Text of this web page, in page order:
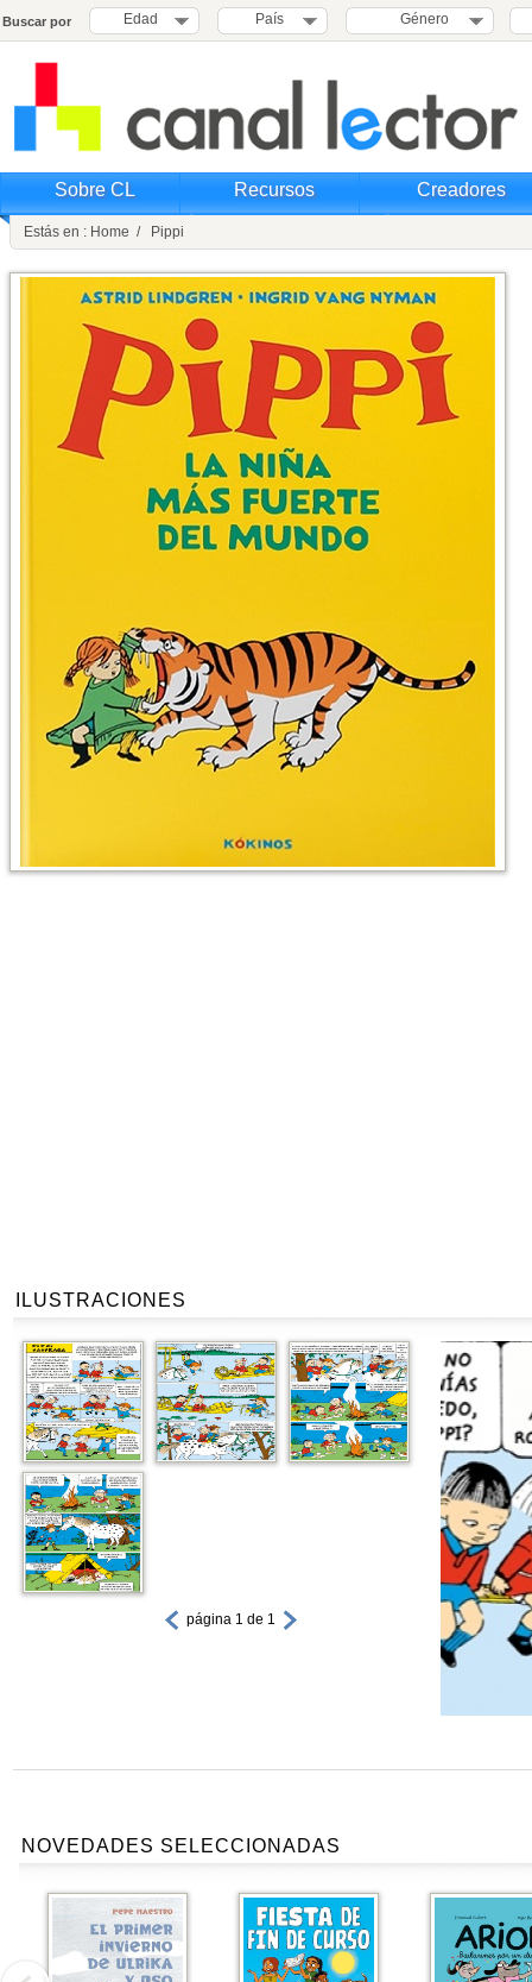
Buscar por Edad País Género
Sobre CL Recursos Creadores
Estás en : Home / Pippi
ILUSTRACIONES
página 1 de 1
NOVEDADES SELECCIONADAS